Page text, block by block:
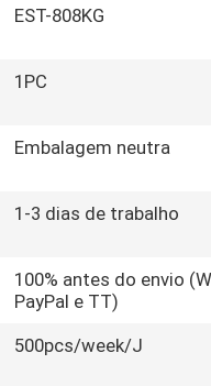
EST-808KG
1PC
Embalagem neutra
1-3 dias de trabalho
100% antes do envio
PayPal e TT)
500pcs/week/J